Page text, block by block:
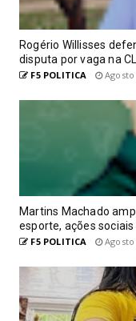
Rogério Willisses
disputa por vaga na
F5 POLITICA Agosto
Martins Machado
esporte, ações
F5 POLITICA Agosto